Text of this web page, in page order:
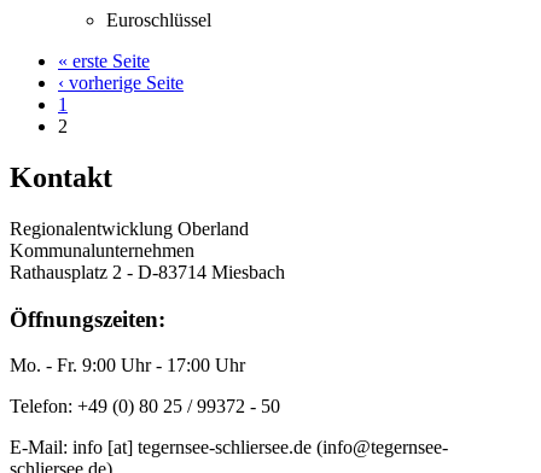
Euroschlüssel
« erste Seite
‹ vorherige Seite
1
2
Kontakt
Regionalentwicklung Oberland
Kommunalunternehmen
Rathausplatz 2 - D-83714 Miesbach
Öffnungszeiten:
Mo. - Fr. 9:00 Uhr - 17:00 Uhr
Telefon: +49 (0) 80 25 / 99372 - 50
E-Mail: info [at] tegernsee-schliersee.de (info‎@‎tegernsee-